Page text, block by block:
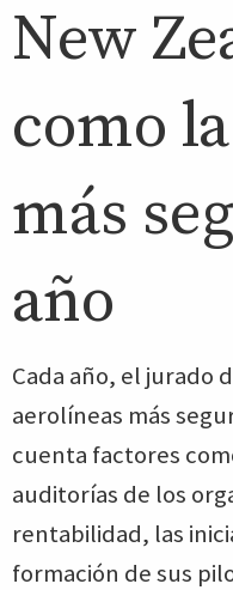
New
como
más
año
Cada año, el jurado
aerolíneas más
cuenta factores
auditorías de los
rentabilidad, las
formación de sus